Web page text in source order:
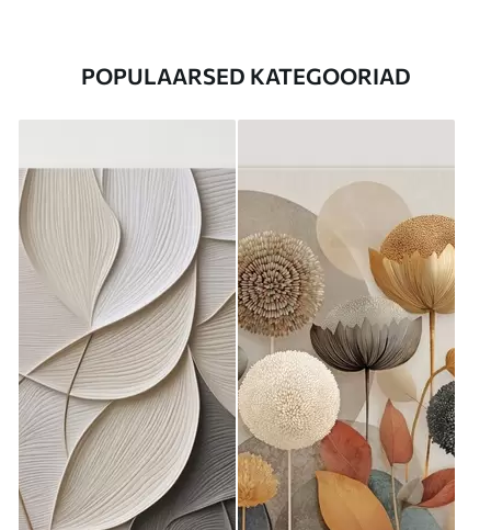
POPULAARSED KATEGOORIAD